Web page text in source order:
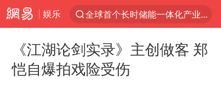
娱乐
全球首个长时储能一体化产业园量产
泉州市委书记张毅恭被查
《江湖论剑实录》主创做客 郑
恺自爆拍戏险受伤